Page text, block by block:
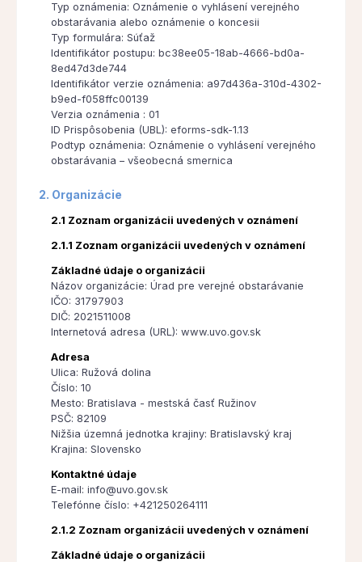
Typ oznámenia: Oznámenie o vyhlásení verejného
obstarávania alebo oznámenie o koncesii
Typ formulára: Súťaž
Identifikátor postupu: bc38ee05-18ab-4666-bd0a-
8ed47d3de744
Identifikátor verzie oznámenia: a97d436a-310d-4302-
b9ed-f058ffc00139
Verzia oznámenia : 01
ID Prispôsobenia (UBL): eforms-sdk-1.13
Podtyp oznámenia: Oznámenie o vyhlásení verejného
obstarávania – všeobecná smernica
2. Organizácie
2.1 Zoznam organizácii uvedených v oznámení
2.1.1 Zoznam organizácii uvedených v oznámení
Základné údaje o organizácii
Názov organizácie: Úrad pre verejné obstarávanie
IČO: 31797903
DIČ: 2021511008
Internetová adresa (URL): www.uvo.gov.sk
Adresa
Ulica: Ružová dolina
Číslo: 10
Mesto: Bratislava - mestská časť Ružinov
PSČ: 82109
Nižšia územná jednotka krajiny: Bratislavský kraj
Krajina: Slovensko
Kontaktné údaje
E-mail: info@uvo.gov.sk
Telefónne číslo: +421250264111
2.1.2 Zoznam organizácii uvedených v oznámení
Základné údaje o organizácii